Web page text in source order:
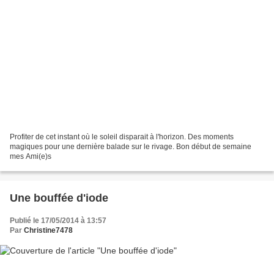
Profiter de cet instant où le soleil disparait à l'horizon. Des moments
magiques pour une dernière balade sur le rivage. Bon début de semaine
mes Ami(e)s
Une bouffée d'iode
Publié le 17/05/2014 à 13:57
Par Christine7478